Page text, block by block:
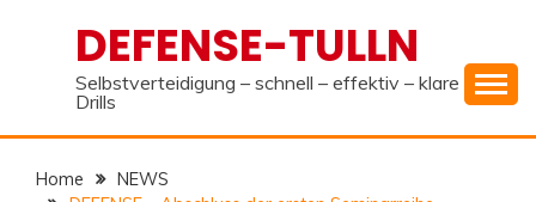
DEFENSE-TULLN
Selbstverteidigung – schnell – effektiv – klare
Drills
Home
NEWS